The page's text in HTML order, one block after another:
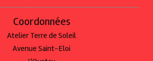
Coordonnées
Atelier Terre de Soleil
Avenue Saint-Eloi